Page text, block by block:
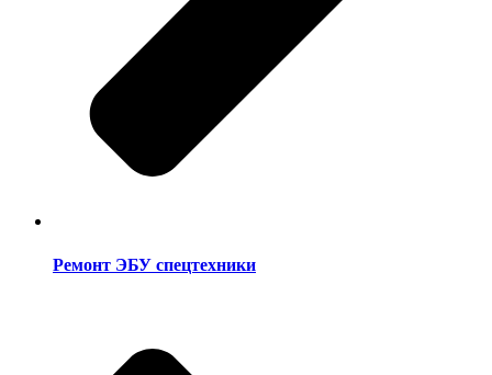
Ремонт ЭБУ спецтехники